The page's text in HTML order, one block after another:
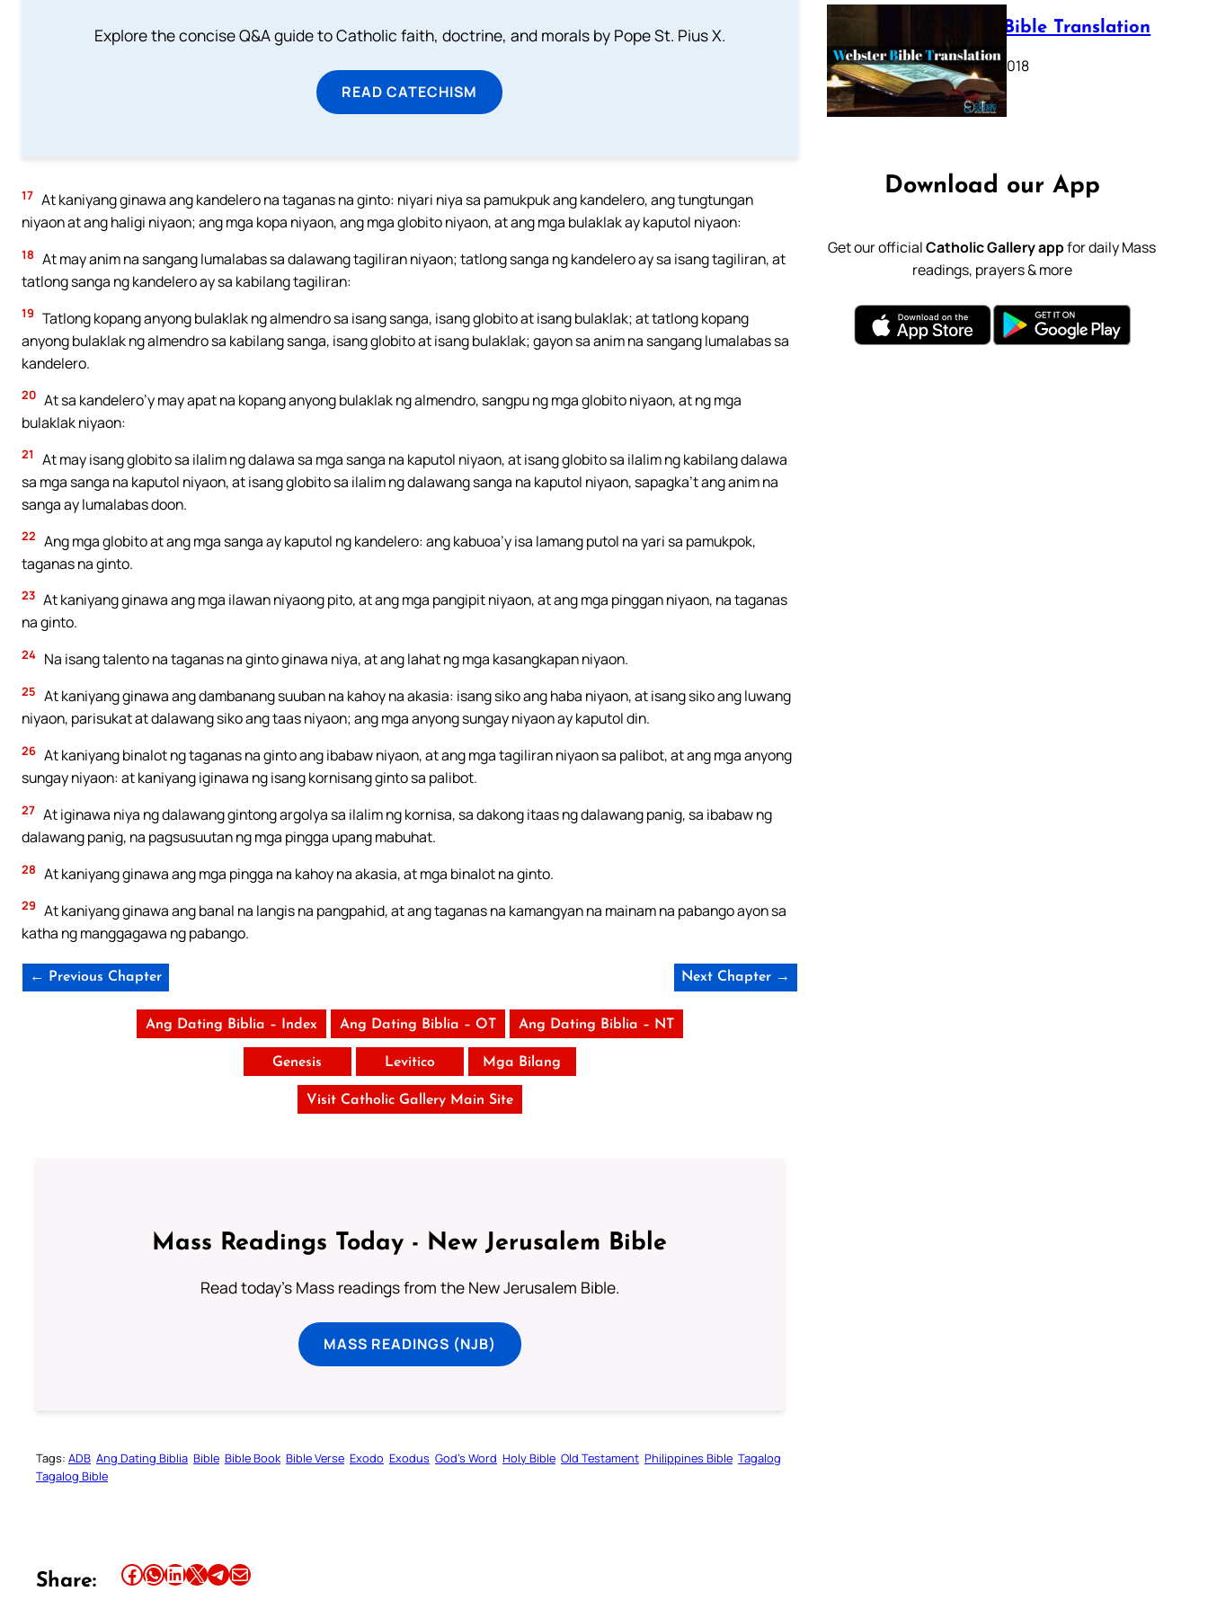
Explore the concise Q&A guide to Catholic faith, doctrine, and morals by Pope St. Pius X.
READ CATECHISM
17 At kaniyang ginawa ang kandelero na taganas na ginto: niyari niya sa pamukpuk ang kandelero, ang tungtungan
niyaon at ang haligi niyaon; ang mga kopa niyaon, ang mga globito niyaon, at ang mga bulaklak ay kaputol niyaon:
18 At may anim na sangang lumalabas sa dalawang tagiliran niyaon; tatlong sanga ng kandelero ay sa isang tagiliran, at
tatlong sanga ng kandelero ay sa kabilang tagiliran:
19 Tatlong kopang anyong bulaklak ng almendro sa isang sanga, isang globito at isang bulaklak; at tatlong kopang
anyong bulaklak ng almendro sa kabilang sanga, isang globito at isang bulaklak; gayon sa anim na sangang lumalabas sa
kandelero.
20 At sa kandelero’y may apat na kopang anyong bulaklak ng almendro, sangpu ng mga globito niyaon, at ng mga
bulaklak niyaon:
21
At may isang globito sa ilalim ng dalawa sa mga sanga na kaputol niyaon, at isang globito sa ilalim ng kabilang dalawa
sa mga sanga na kaputol niyaon, at isang globito sa ilalim ng dalawang sanga na kaputol niyaon, sapagka’t ang anim na
sanga ay lumalabas doon.
22 Ang mga globito at ang mga sanga ay kaputol ng kandelero: ang kabuoa’y isa lamang putol na yari sa pamukpok,
taganas na ginto.
23 At kaniyang ginawa ang mga ilawan niyaong pito, at ang mga pangipit niyaon, at ang mga pinggan niyaon, na taganas
na ginto.
24 Na isang talento na taganas na ginto ginawa niya, at ang lahat ng mga kasangkapan niyaon.
25 At kaniyang ginawa ang dambanang suuban na kahoy na akasia: isang siko ang haba niyaon, at isang siko ang luwang
niyaon, parisukat at dalawang siko ang taas niyaon; ang mga anyong sungay niyaon ay kaputol din.
26 At kaniyang binalot ng taganas na ginto ang ibabaw niyaon, at ang mga tagiliran niyaon sa palibot, at ang mga anyong
sungay niyaon: at kaniyang iginawa ng isang kornisang ginto sa palibot.
27 At iginawa niya ng dalawang gintong argolya sa ilalim ng kornisa, sa dakong itaas ng dalawang panig, sa ibabaw ng
dalawang panig, na pagsusuutan ng mga pingga upang mabuhat.
28 At kaniyang ginawa ang mga pingga na kahoy na akasia, at mga binalot na ginto.
29 At kaniyang ginawa ang banal na langis na pangpahid, at ang taganas na kamangyan na mainam na pabango ayon sa
katha ng manggagawa ng pabango.
← Previous Chapter Next Chapter →
Ang Dating Biblia – Index Ang Dating Biblia – OT Ang Dating Biblia – NT
Genesis Levitico Mga Bilang
Visit Catholic Gallery Main Site
Mass Readings Today - New Jerusalem Bible
Read today's Mass readings from the New Jerusalem Bible.
MASS READINGS (NJB)
Tags: ADB Ang Dating Biblia Bible Bible Book Bible Verse Exodo Exodus God’s Word Holy Bible Old Testament Philippines Bible Tagalog
Tagalog Bible
Share: Share this article on Facebook Share this article on WhatsApp Share this article on LinkedIn Share this article on X Share this article on TelegramEmail this Article
Webster Bible Translation
October 11, 2018
Download our App
Get our officialCatholic Gallery appfor daily Mass
readings, prayers & more